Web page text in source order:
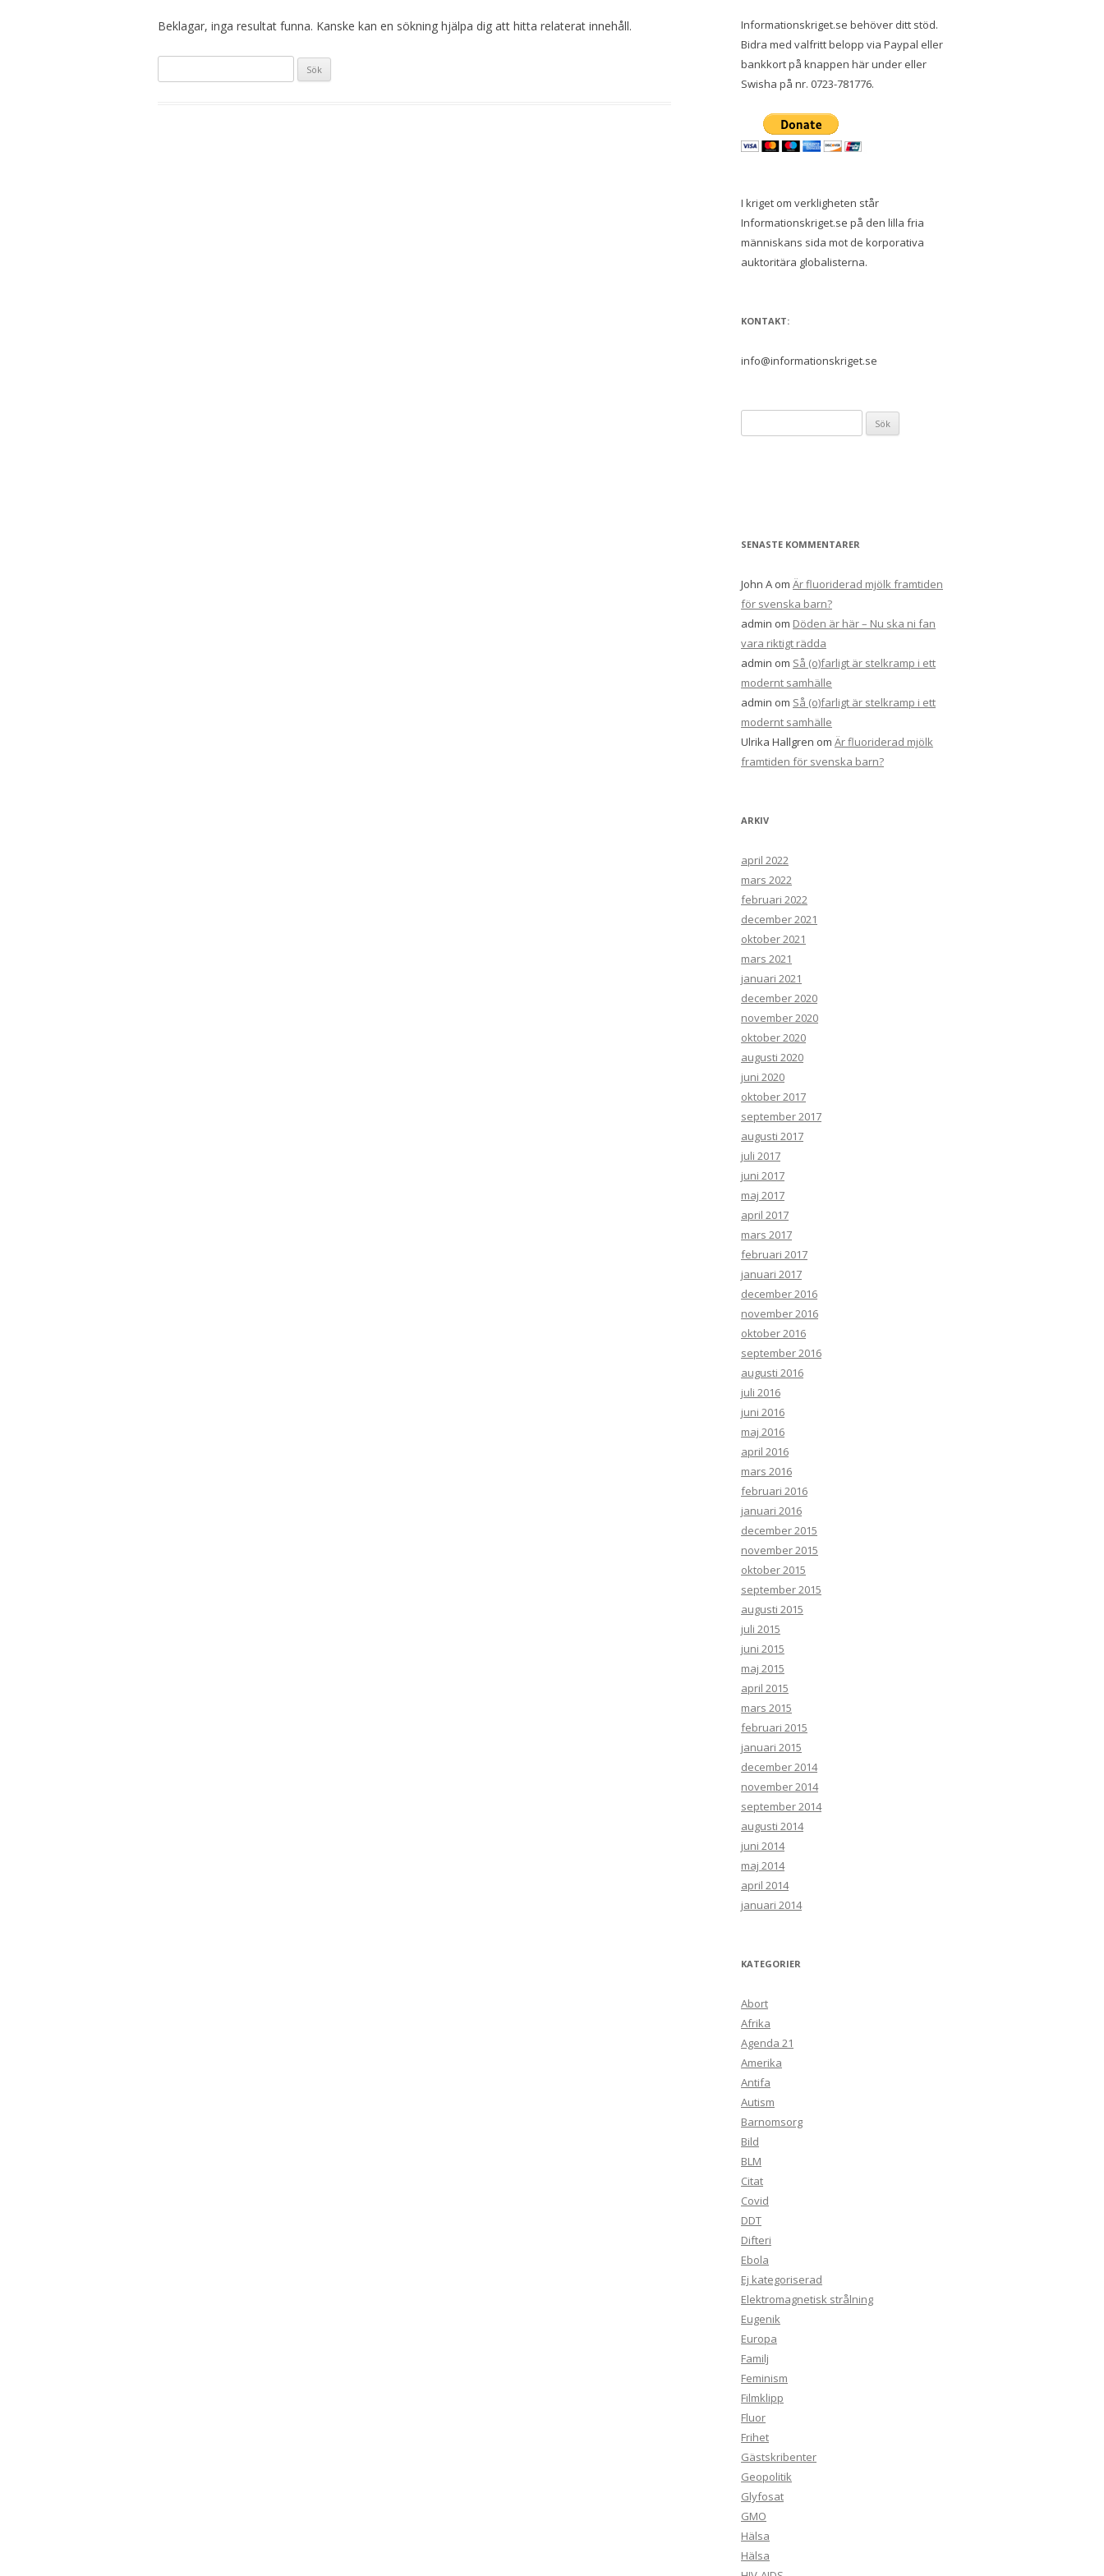
Beklagar, inga resultat funna. Kanske kan en sökning hjälpa dig att hitta relaterat innehåll.
efter:
Informationskriget.se behöver ditt stöd.
Bidra med valfritt belopp via Paypal eller
bankkort på knappen här under eller
Swisha på nr. 0723-781776.
I kriget om verkligheten står
Informationskriget.se på den lilla fria
människans sida mot de korporativa
auktoritära globalisterna.
KONTAKT:
info@informationskriget.se
efter:
SENASTE KOMMENTARER
John A om Är fluoriderad mjölk framtiden
för svenska barn?
admin om Döden är här – Nu ska ni fan
vara riktigt rädda
admin om Så (o)farligt är stelkramp i ett
modernt samhälle
admin om Så (o)farligt är stelkramp i ett
modernt samhälle
Ulrika Hallgren om Är fluoriderad mjölk
framtiden för svenska barn?
ARKIV
april 2022
mars 2022
februari 2022
december 2021
oktober 2021
mars 2021
januari 2021
december 2020
november 2020
oktober 2020
augusti 2020
juni 2020
oktober 2017
september 2017
augusti 2017
juli 2017
juni 2017
maj 2017
april 2017
mars 2017
februari 2017
januari 2017
december 2016
november 2016
oktober 2016
september 2016
augusti 2016
juli 2016
juni 2016
maj 2016
april 2016
mars 2016
februari 2016
januari 2016
december 2015
november 2015
oktober 2015
september 2015
augusti 2015
juli 2015
juni 2015
maj 2015
april 2015
mars 2015
februari 2015
januari 2015
december 2014
november 2014
september 2014
augusti 2014
juni 2014
maj 2014
april 2014
januari 2014
KATEGORIER
Abort
Afrika
Agenda 21
Amerika
Antifa
Autism
Barnomsorg
Bild
BLM
Citat
Covid
DDT
Difteri
Ebola
Ej kategoriserad
Elektromagnetisk strålning
Eugenik
Europa
Familj
Feminism
Filmklipp
Fluor
Frihet
Gästskribenter
Geopolitik
Glyfosat
GMO
Hälsa
Hälsa